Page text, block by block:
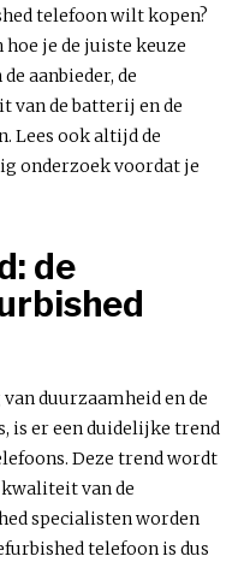
telefoon wilt kopen?
je de juiste keuze
aanbieder, de
van de batterij en de
Lees ook altijd de
onderzoek voordat je
de
duurzaamheid en de
is er een duidelijke trend
Deze trend wordt
van de
specialisten worden
telefoon is dus